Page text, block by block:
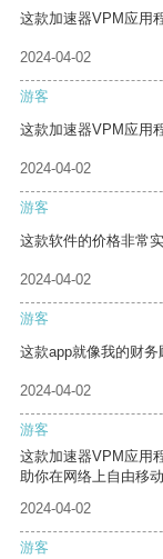
这款加速器VPM应用
2024-04-02
游客
这款加速器VPM应用
2024-04-02
游客
这款软件的价格非常
2024-04-02
游客
这款app就像我的财务
2024-04-02
游客
这款加速器VPM应用
助你在网络上自由移动
2024-04-02
游客